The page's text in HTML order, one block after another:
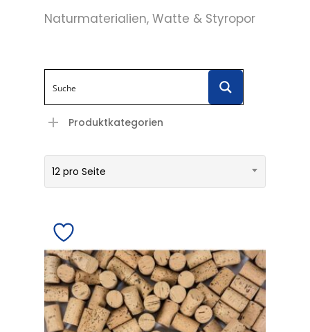
Naturmaterialien, Watte & Styropor
Produktkategorien
12 pro Seite